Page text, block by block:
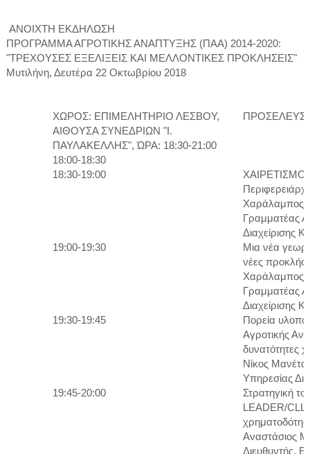
ΑΝΟΙΧΤΗ ΕΚΔΗΛΩΣΗ
ΠΡΟΓΡΑΜΜΑ ΑΓΡΟΤΙΚΗΣ ΑΝΑΠΤΥΞΗΣ (ΠΑΑ) 2014-2020:
"ΤΡΕΧΟΥΣΕΣ ΕΞΕΛΙΞΕΙΣ ΚΑΙ ΜΕΛΛΟΝΤΙΚΕΣ ΠΡΟΚΛΗΣΕΙΣ"
Μυτιλήνη, Δευτέρα 22 Οκτωβρίου 2018
ΧΩΡΟΣ: ΕΠΙΜΕΛΗΤΗΡΙΟ ΛΕΣΒΟΥ,
ΑΙΘΟΥΣΑ ΣΥΝΕΔΡΙΩΝ "Ι.
ΠΑΥΛΑΚΕΛΛΗΣ", ΏΡΑ: 18:30-21:00
18:00-18:30
18:30-19:00
Χαράλαμπος
Γραμματέας
Διαχείρισης
19:00-19:30
Μια νέα
νέες
Χαράλαμπος
Γραμματέας
Διαχείρισης
19:30-19:45
Πορεία
Αγροτικής
δυνατότητες
Νίκος
Υπηρεσίας
19:45-20:00
Στρατηγική
LEADER/
Αναστάσιος
Διευθυντής,